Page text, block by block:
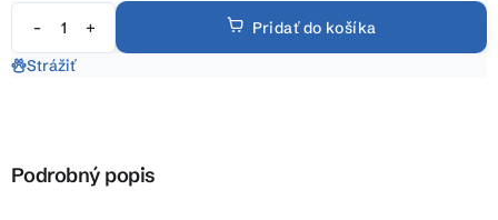
Pridať do košíka
Strážiť
Podrobný popis